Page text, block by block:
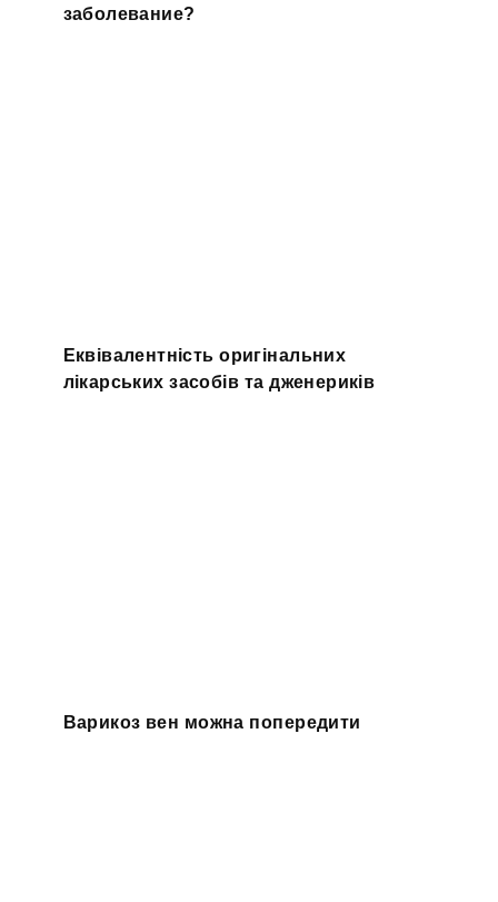
заболевание?
Еквівалентність оригінальних
лікарських засобів та дженериків
Варикоз вен можна попередити